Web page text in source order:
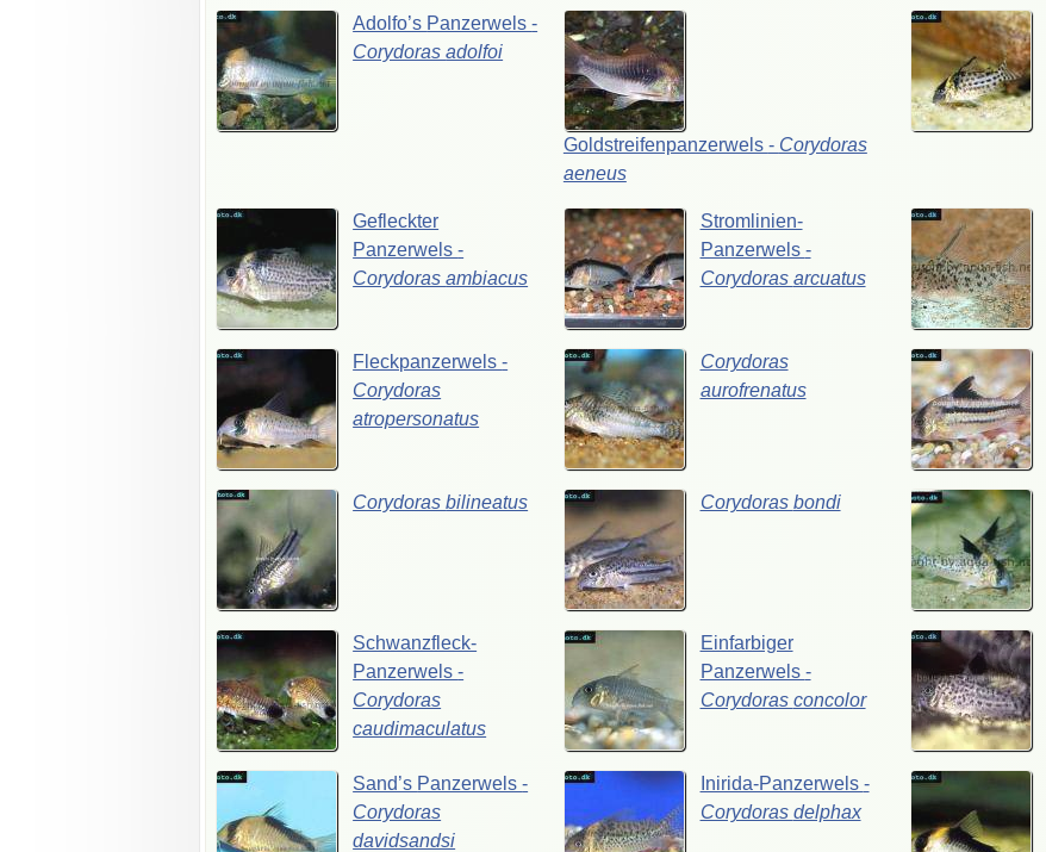
Adolfo’s Panzerwels-
Corydorasadolfoi
Goldstreifenpanzerwels - Corydoras
aeneus
Gefleckter
Panzerwels-
Corydorasambiacus
Stromlinien-
Panzerwels -
Corydoras arcuatus
Fleckpanzerwels-
Corydoras
atropersonatus
Corydoras
aurofrenatus
Corydorasbilineatus Corydoras bondi
Schwanzfleck-
Panzerwels-
Corydoras
caudimaculatus
Einfarbiger
Panzerwels -
Corydoras concolor
Sand’s Panzerwels-
Corydoras
davidsandsi
Inirida-Panzerwels -
Corydoras delphax